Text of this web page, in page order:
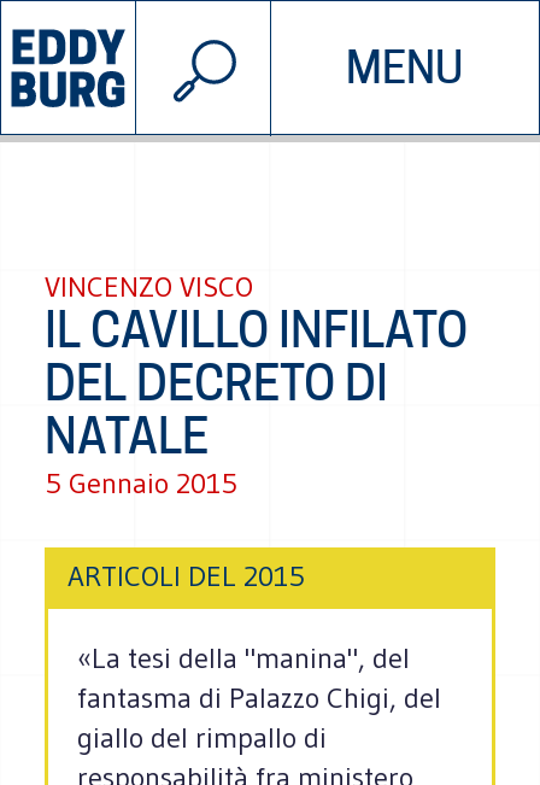
MENU
INIZIATIVE CHI SIAMO
© 2026 EDDYBURG
VINCENZO VISCO
IL CAVILLO INFILATO
DEL DECRETO DI
NATALE
5 Gennaio 2015
ARTICOLI DEL 2015
«La tesi della "manina", del
fantasma di Palazzo Chigi, del
giallo del rimpallo di
responsabilità fra ministero